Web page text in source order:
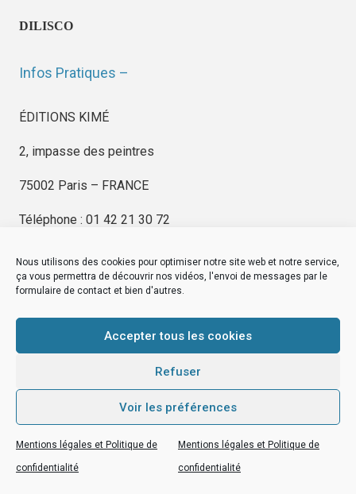
Nous utilisons des cookies pour optimiser notre site web et notre service,
ça vous permettra de découvrir nos vidéos, l'envoi de messages par le
formulaire de contact et bien d'autres.
Accepter tous les cookies
Refuser
Voir les préférences
Mentions légales et Politique de
confidentialité
Mentions légales et Politique de
confidentialité
DILISCO
Infos Pratiques –
ÉDITIONS KIMÉ
2, impasse des peintres
75002 Paris – FRANCE
Téléphone : 01 42 21 30 72
EDITIONS KIMÉ
Mentions Légales
© byeDovel.com
editionskime.fr
EDITIONS KIMÉ Mentions Légales © byeDovel.com